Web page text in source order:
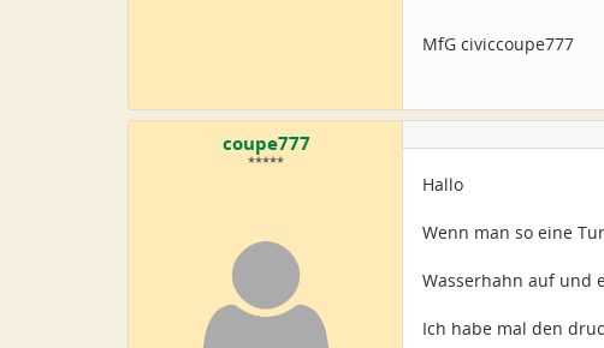
MfG civiccoupe777
coupe777
*****
Hallo
Wenn man so eine
Wasserhahn auf und
Ich habe mal den